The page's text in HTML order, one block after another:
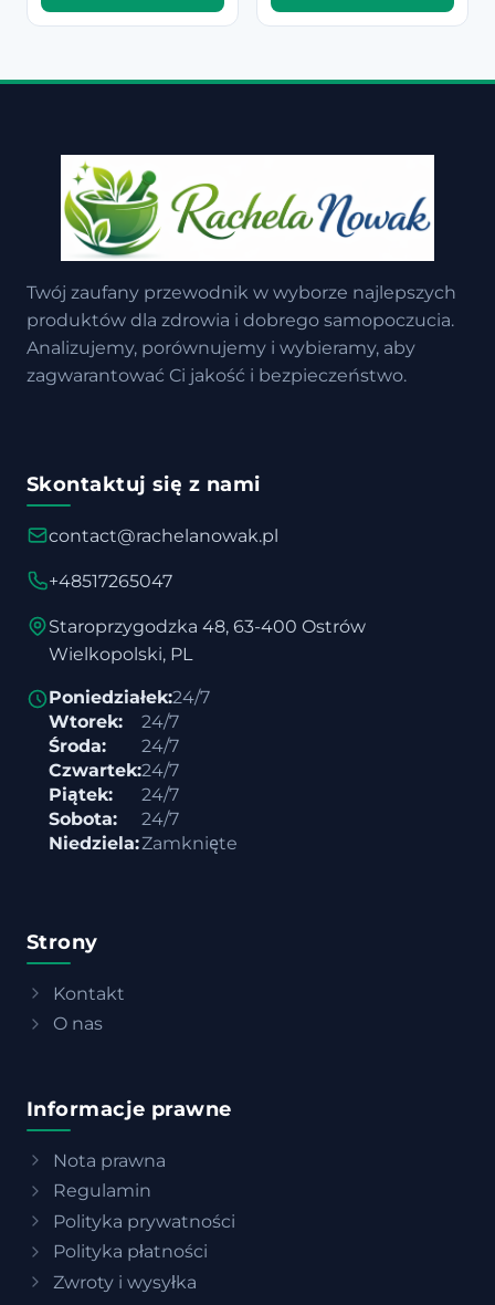
Twój zaufany przewodnik w wyborze najlepszych
produktów dla zdrowia i dobrego samopoczucia.
Analizujemy, porównujemy i wybieramy, aby
zagwarantować Ci jakość i bezpieczeństwo.
Skontaktuj się z nami
contact@rachelanowak.pl
+48517265047
Staroprzygodzka 48, 63-400 Ostrów
Wielkopolski, PL
Poniedziałek:24/7
Wtorek:
24/7
Środa:
24/7
Czwartek:24/7
Piątek:
24/7
Sobota:
24/7
Niedziela:Zamknięte
Strony
Kontakt
O nas
Informacje prawne
Nota prawna
Regulamin
Polityka prywatności
Polityka płatności
Zwroty i wysyłka